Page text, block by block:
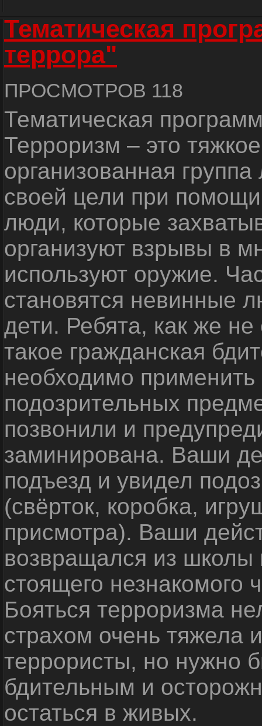
Тематическая
террора"
ПРОСМОТРОВ 118
Тематическая
Терроризм – это
организованная
своей цели при
люди, которые
организуют взрывы в
используют оружие.
становятся невинные
дети. Ребята, как же не
такое гражданская
необходимо
подозрительных
позвонили и
заминирована. Ваши
подъезд и увидел
(свёрток, коробка,
присмотра). Ваши
возвращался из школы
стоящего незнакомого
Бояться терроризма
страхом очень тяжела
террористы, но нужно
бдительным и
остаться в живых.